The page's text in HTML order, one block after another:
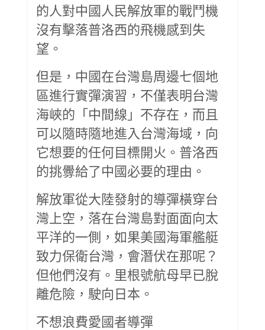
的人對中國人民解放軍的戰鬥機
沒有擊落普洛西的飛機感到失
望。
但是，中國在台灣島周邊七個地
區進行實彈演習，不僅表明台灣
海峽的「中間線」不存在，而且
可以隨時隨地進入台灣海域，向
它想要的任何目標開火。普洛西
的挑釁給了中國必要的理由。
解放軍從大陸發射的導彈橫穿台
灣上空，落在台灣島對面面向太
平洋的一側，如果美國海軍艦艇
致力保衛台灣，會潛伏在那呢？
但他們沒有。里根號航母早已脫
離危險，駛向日本。
不想浪費愛國者導彈